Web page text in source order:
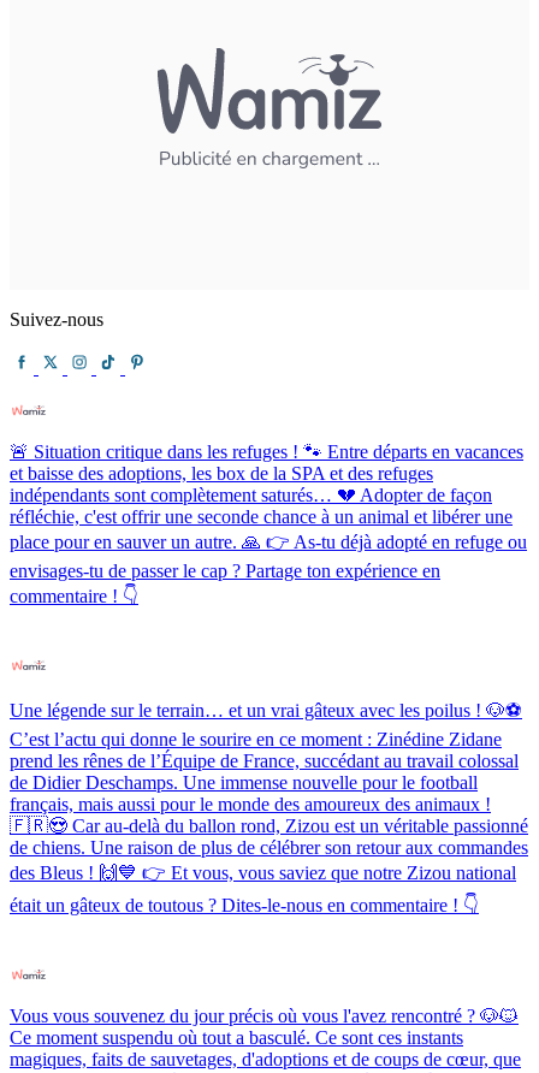
Suivez-nous
🚨 Situation critique dans les refuges ! 🐾 Entre départs en vacances
et baisse des adoptions, les box de la SPA et des refuges
indépendants sont complètement saturés… 💔 Adopter de façon
réfléchie, c'est offrir une seconde chance à un animal et libérer une
place pour en sauver un autre. 🙏 👉 As-tu déjà adopté en refuge ou
envisages-tu de passer le cap ? Partage ton expérience en
commentaire ! 👇
Une légende sur le terrain… et un vrai gâteux avec les poilus ! 🐶⚽️
C’est l’actu qui donne le sourire en ce moment : Zinédine Zidane
prend les rênes de l’Équipe de France, succédant au travail colossal
de Didier Deschamps. Une immense nouvelle pour le football
français, mais aussi pour le monde des amoureux des animaux !
🇫🇷😍 Car au-delà du ballon rond, Zizou est un véritable passionné
de chiens. Une raison de plus de célébrer son retour aux commandes
des Bleus ! 🙌💙 👉 Et vous, vous saviez que notre Zizou national
était un gâteux de toutous ? Dites-le-nous en commentaire ! 👇
Vous vous souvenez du jour précis où vous l'avez rencontré ? 🐶🐱
Ce moment suspendu où tout a basculé. Ce sont ces instants
magiques, faits de sauvetages, d'adoptions et de coups de cœur, que